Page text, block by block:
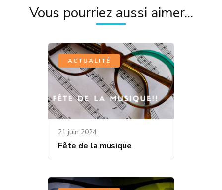
Vous pourriez aussi aimer...
ACTUALITÉ
21 juin 2024
Fête de la musique